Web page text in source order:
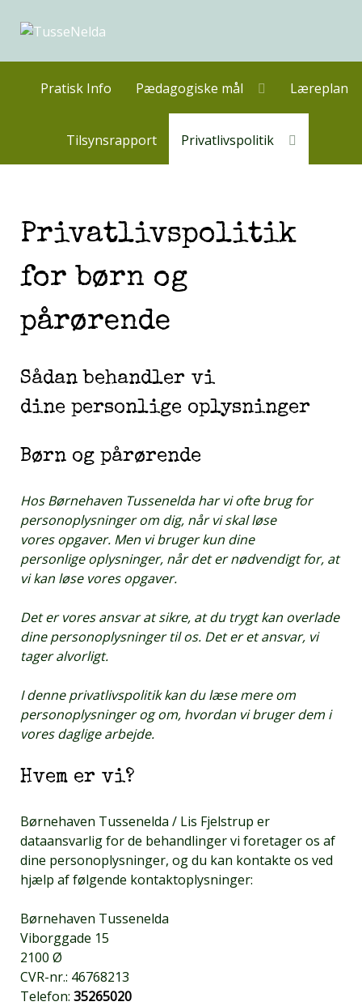
Pratisk Info Pædagogiske mål Læreplan
Tilsynsrapport Privatlivspolitik
Privatlivspolitik
for børn og
pårørende
Sådan behandler vi
dine personlige oplysninger
Børn og pårørende
Hos Børnehaven Tussenelda har vi ofte brug for
personoplysninger om dig, når vi skal løse
vores opgaver. Men vi bruger kun dine
personlige oplysninger, når det er nødvendigt for, at
vi kan løse vores opgaver.
Det er vores ansvar at sikre, at du trygt kan overlade
dine personoplysninger til os. Det er et ansvar, vi
tager alvorligt.
I denne privatlivspolitik kan du læse mere om
personoplysninger og om, hvordan vi bruger dem i
vores daglige arbejde.
Hvem er vi?
Børnehaven Tussenelda / Lis Fjelstrup er
dataansvarlig for de behandlinger vi foretager os af
dine personoplysninger, og du kan kontakte os ved
hjælp af følgende kontaktoplysninger:
Børnehaven Tussenelda
Viborggade 15
2100 Ø
CVR-nr.: 46768213
Telefon: 35265020